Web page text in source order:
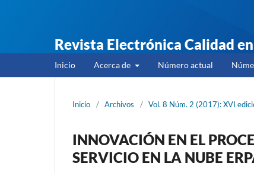
Revista Electrónica Calidad
Inicio Acerca de Número actual
Inicio / Archivos / Vol. 8 Núm. 2 (2017): XVI
INNOVACIÓN EN EL
SERVICIO EN LA NUBE